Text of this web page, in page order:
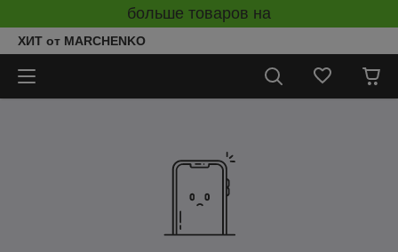
больше товаров на
ХИТ от MARCHENKO